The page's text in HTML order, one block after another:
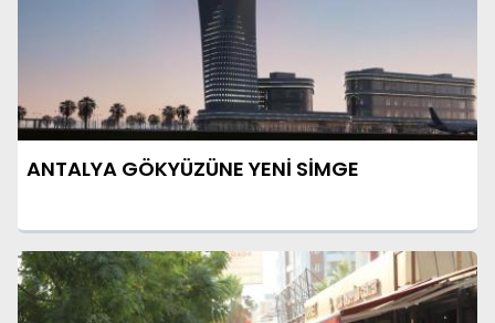
ANTALYA GÖKYÜZÜNE YENİ SİMGE